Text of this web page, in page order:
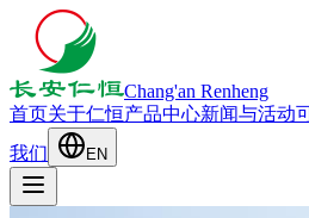
Chang'an Renheng
首页关于仁恒产品中心新闻与活动
我们
EN